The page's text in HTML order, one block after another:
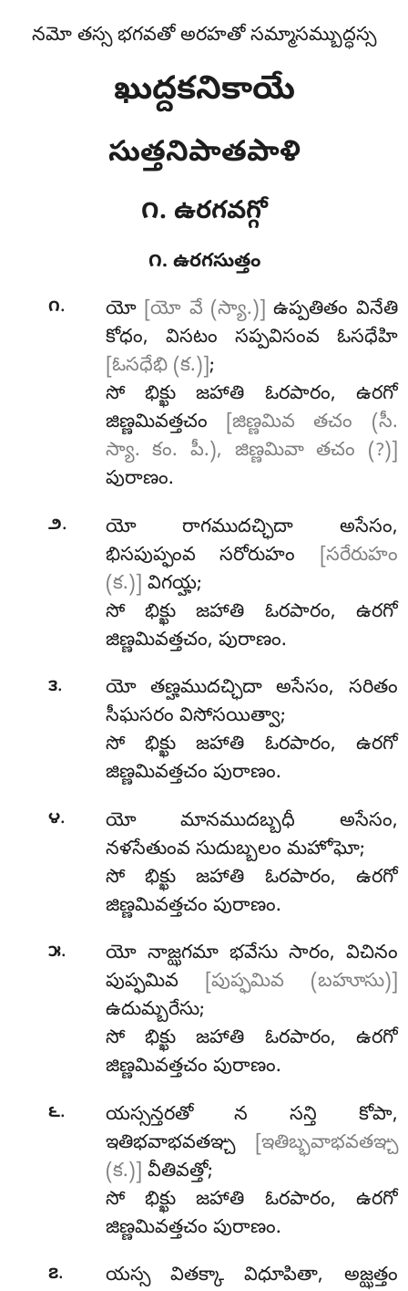
నమో తస్స భగవతో అరహతో సమ్మాసమ్బుద్ధస్స
ఖుద్దకనికాయే
సుత్తనిపాతపాళి
౧. ఉరగవగ్గో
౧. ఉరగసుత్తం
౧. యో [యో వే (స్యా.)] ఉప్పతితం వినేతి
కోధం, విసటం సప్పవిసంవ ఓసధేహి
[ఓసధేభి (క.)] ;
సో భిక్ఖు జహాతి ఓరపారం, ఉరగో
జిణ్ణమివత్తచం
[జిణ్ణమివ తచం (సీ.
స్యా. కం. పీ.), జిణ్ణమివా తచం (?)]
పురాణం.
౨.
యో రాగముదచ్ఛిదా అసేసం,
భిసపుప్ఫంవ సరోరుహం
[సరేరుహం
(క.)] విగయ్హ;
సో భిక్ఖు జహాతి ఓరపారం, ఉరగో
జిణ్ణమివత్తచం, పురాణం.
౩. యోతణ్హముదచ్ఛిదా అసేసం, సరితం
సీఘసరం విసోసయిత్వా;
సోభిక్ఖు జహాతి ఓరపారం, ఉరగో
జిణ్ణమివత్తచం పురాణం.
౪. యోమానముదబ్బధీ అసేసం,
నళసేతుంవ సుదుబ్బలం మహోఘో;
సో భిక్ఖు జహాతి ఓరపారం, ఉరగో
జిణ్ణమివత్తచం పురాణం.
౫.
యో నాజ్ఝగమా భవేసు సారం, విచినం
పుప్ఫమివ
[పుప్ఫమివ (బహూసు)]
ఉదుమ్బరేసు;
సో భిక్ఖు జహాతి ఓరపారం, ఉరగో
జిణ్ణమివత్తచం పురాణం.
౬.
యస్సన్తరతో న సన్తి కోపా,
ఇతిభవాభవతఞ్చ
[ఇతిబ్భవాభవతఞ్చ
(క.)] వీతివత్తో;
సో భిక్ఖు జహాతి ఓరపారం, ఉరగో
జిణ్ణమివత్తచం పురాణం.
౭. యస్సవితక్కా విధూపితా, అజ్ఝత్తం